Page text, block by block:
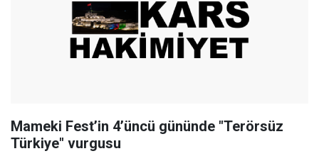
Mameki Fest’in 4’üncü gününde "Terörsüz
Türkiye" vurgusu